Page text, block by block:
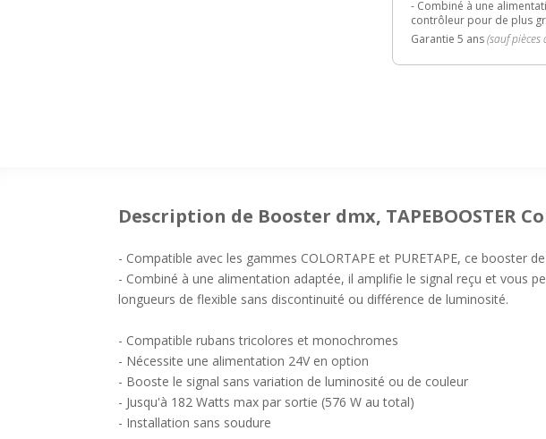
- Combiné à une
contrôleur pour de plus
Garantie 5 ans(sauf pièces
Description de Booster dmx,
- Compatible avec les gammes COLORTAPE et PURETAPE, ce booster
- Combiné à une alimentation adaptée, il amplifie le signal reçu et vous
longueurs de flexible sans discontinuité ou différence de luminosité.
- Compatible rubans tricolores et monochromes
- Nécessite une alimentation 24V en option
- Booste le signal sans variation de luminosité ou de couleur
- Jusqu'à 182 Watts max par sortie (576 W au total)
- Installation sans soudure